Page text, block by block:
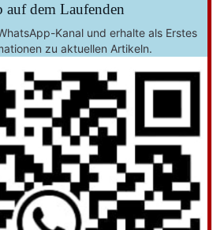
auf dem Laufenden
Kanal und erhalte als Erstes
zu aktuellen Artikeln.